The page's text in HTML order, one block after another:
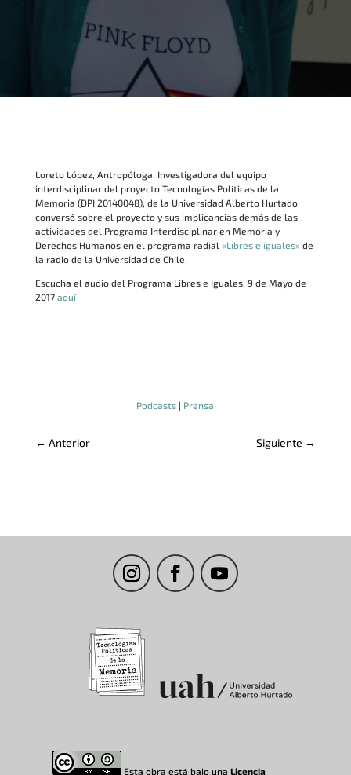
Loreto López, Antropóloga. Investigadora del equipo
interdisciplinar del proyecto Tecnologías Políticas de la
Memoria (DPI 20140048), de la Universidad Alberto Hurtado
conversó sobre el proyecto y sus implicancias demás de las
actividades del Programa Interdisciplinar en Memoria y
Derechos Humanos en el programa radial «Libres e iguales» de
la radio de la Universidad de Chile.
Escucha el audio del Programa Libres e Iguales, 9 de Mayo de
2017 aquí
Podcasts | Prensa
← Anterior Siguiente →
Esta obra está bajo unaLicencia